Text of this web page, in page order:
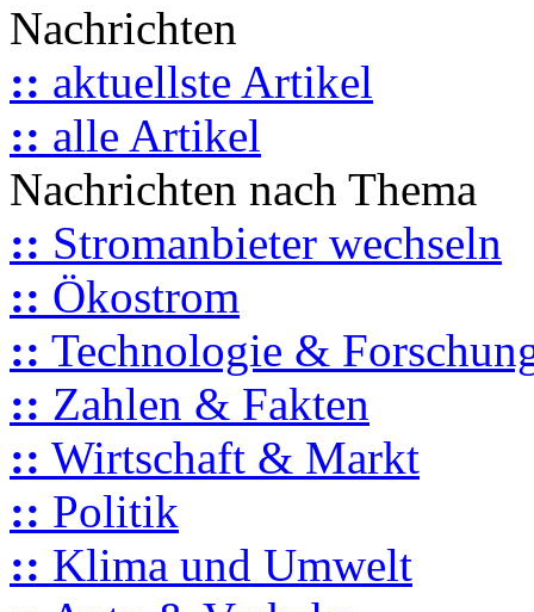
Nachrichten
:: aktuellste Artikel
:: alle Artikel
Nachrichten nach Thema
:: Stromanbieter wechseln
:: Ökostrom
:: Technologie &
:: Zahlen & Fakten
:: Wirtschaft & Markt
:: Politik
:: Klima und Umwelt